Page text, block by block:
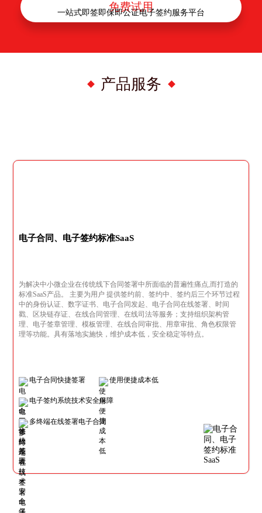
免费试用
产品服务
一站式即签即保即公证电子签约服务平台
电子合同、电子签约标准SaaS
为解决中小微企业在传统线下合同签署中所面临的普遍性痛点,而打造的
标准SaaS产品。 主要为用户 提供签约前、签约中、签约后三个环节过程
中的身份认证、数字证书、电子合同发起、电子合同在线签署、时间
戳、区块链存证、在线合同管理、在线司法等服务；支持组织架构管
理、电子签章管理、模板管理、在线合同审批、用章审批、角色权限管
理等功能。具有落地实施快，维护成本低，安全稳定等特点。
电子合同快捷签署 使用便捷成本低
电子签约系统技术安全保障
多终端在线签署电子合同